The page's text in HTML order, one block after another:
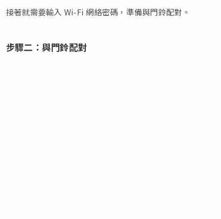
接著就需要輸入 Wi-Fi 網絡密碼，準備與門鈴配對。
步驟二：與門鈴配對